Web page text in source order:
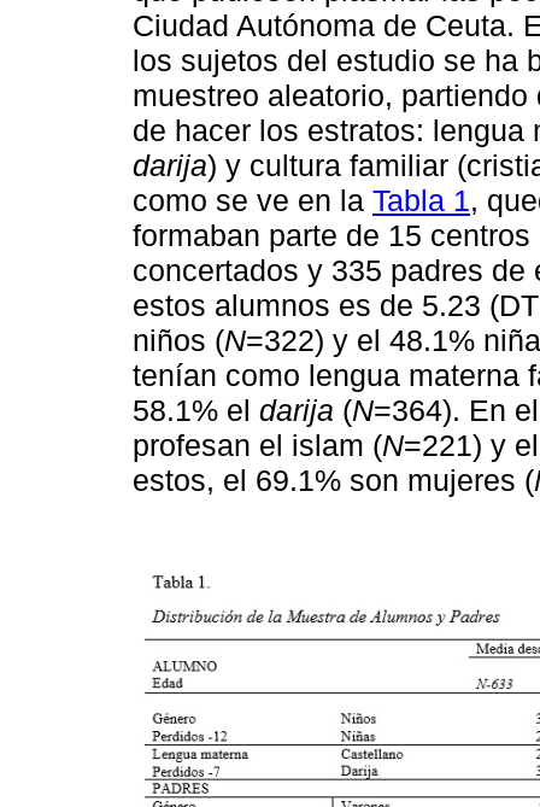
Ciudad Autónoma de Ceuta.
los sujetos del estudio se ha
muestreo aleatorio,
de hacer los estratos:
darija) y cultura familiar
como se ve en la Tabla 1,
formaban parte de 15
concertados y 335 padres
estos alumnos es de 5.23
niños (N=322) y el 48.1%
tenían como lengua materna
58.1% el darija (N=364). En
profesan el islam (N=221) y
estos, el 69.1% son mujeres (